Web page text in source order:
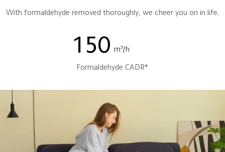
With formaldehyde removed thoroughly, we cheer you on in life.
150 m³/h
Formaldehyde CADR*